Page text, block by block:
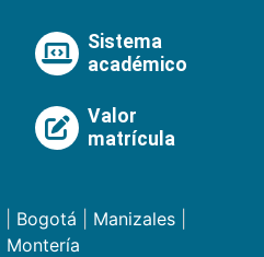
Sistema
académico
Valor
matrícula
Bogotá Manizales
Montería